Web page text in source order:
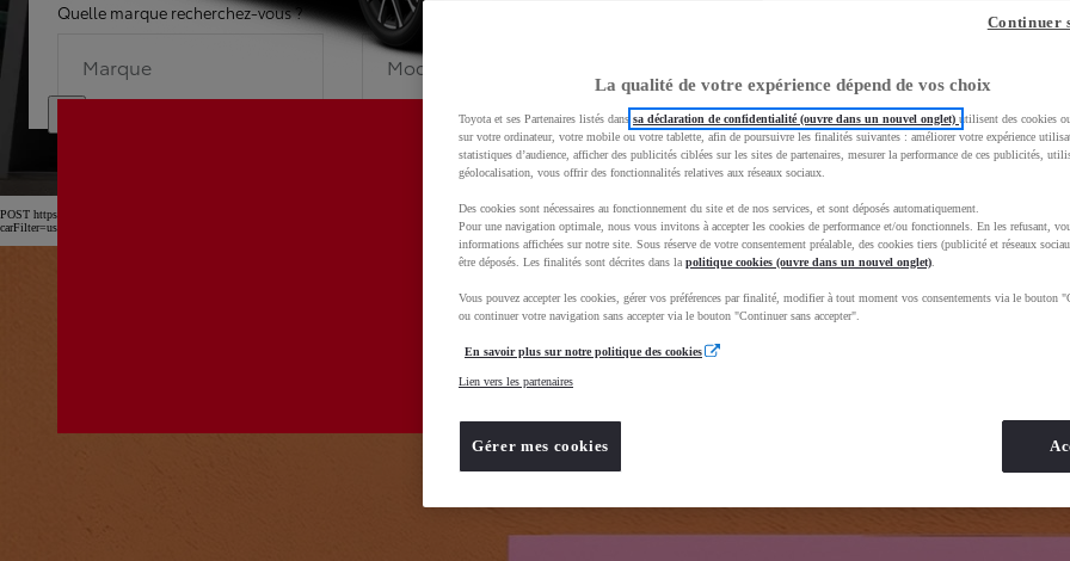
Quelle marque recherchez-vous ?
Marque
Quel modèle recherchez-vous ?
Modèle
Dans quelle
POST https://usc-webcomponents.toyota-europe.com/v1/car-filter-header/fr/fr?
La qualité de votre expérience dépend de vos choix
Toyota et ses Partenaires listés dans sa déclaration de confidentialité (ouvre dans un nouvel onglet) utilisent des cookies
sur votre ordinateur, votre mobile ou votre tablette, afin de poursuivre les finalités suivantes : améliorer votre expérience
statistiques d’audience, afficher des publicités ciblées sur les sites de partenaires, mesurer la performance de ces publicités,
géolocalisation, vous offrir des fonctionnalités relatives aux réseaux sociaux.
Des cookies sont nécessaires au fonctionnement du site et de nos services, et sont déposés automatiquement.
Pour une navigation optimale, nous vous invitons à accepter les cookies de performance et/ou fonctionnels. En les refusant,
informations affichées sur notre site. Sous réserve de votre consentement préalable, des cookies tiers (publicité et réseaux
être déposés. Les finalités sont décrites dans la politique cookies (ouvre dans un nouvel onglet)
Vous pouvez accepter les cookies, gérer vos préférences par finalité, modifier à tout moment vos consentements via le bouton
ou continuer votre navigation sans accepter via le bouton "Continuer sans accepter".
En savoir plus sur notre politique des cookies
Lien vers les partenaires
Gérer mes cookies
Continuer